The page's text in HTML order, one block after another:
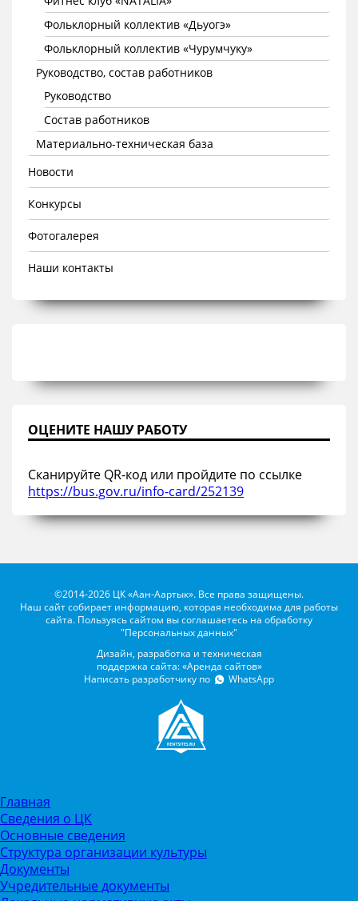
Фольклорный коллектив «Дьуогэ»
Фольклорный коллектив «Чурумчуку»
Руководство, состав работников
Руководство
Состав работников
Материально-техническая база
Новости
Конкурсы
Фотогалерея
Наши контакты
ОЦЕНИТЕ НАШУ РАБОТУ
Сканируйте QR-код или пройдите по ссылке
https://bus.gov.ru/info-card/252139
©2014-2026 ЦК «Аан-Аартык». Все права защищены.
Наш сайт собирает информацию, которая необходима для работы
сайта. Пользуясь сайтом вы соглашаетесь на обработку
"Персональных данных"
Дизайн, разработка и техническая
поддержка сайта: «Аренда сайтов»
Написать разработчику по
WhatsApp
Главная
Сведения о ЦК
Основные сведения
Структура организации культуры
Документы
Учредительные документы